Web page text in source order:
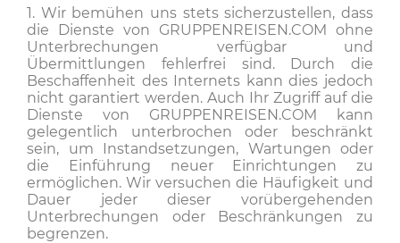
1. Wir bemühen uns stets sicherzustellen, dass
die Dienste von GRUPPENREISEN.COM ohne
Unterbrechungen verfügbar und
Übermittlungen fehlerfrei sind. Durch die
Beschaffenheit des Internets kann dies jedoch
nicht garantiert werden. Auch Ihr Zugriff auf die
Dienste von GRUPPENREISEN.COM kann
gelegentlich unterbrochen oder beschränkt
sein, um Instandsetzungen, Wartungen oder
die Einführung neuer Einrichtungen zu
ermöglichen. Wir versuchen die Häufigkeit und
Dauer jeder dieser vorübergehenden
Unterbrechungen oder Beschränkungen zu
begrenzen.